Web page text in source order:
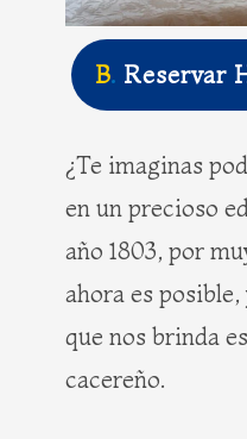
B. Reservar
¿Te imaginas
en un precioso
año 1803, por
ahora es
que nos brinda
cacereño.